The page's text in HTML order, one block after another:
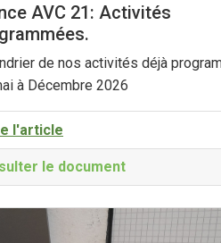
AVC 21: Activités
de nos activités déjà
à Décembre 2026
l'article
le document